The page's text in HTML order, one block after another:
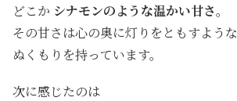
どこか シナモンのような温かい甘さ。
その甘さは心の奥に灯りをともすような
ぬくもりを持っています。
次に感じたのは